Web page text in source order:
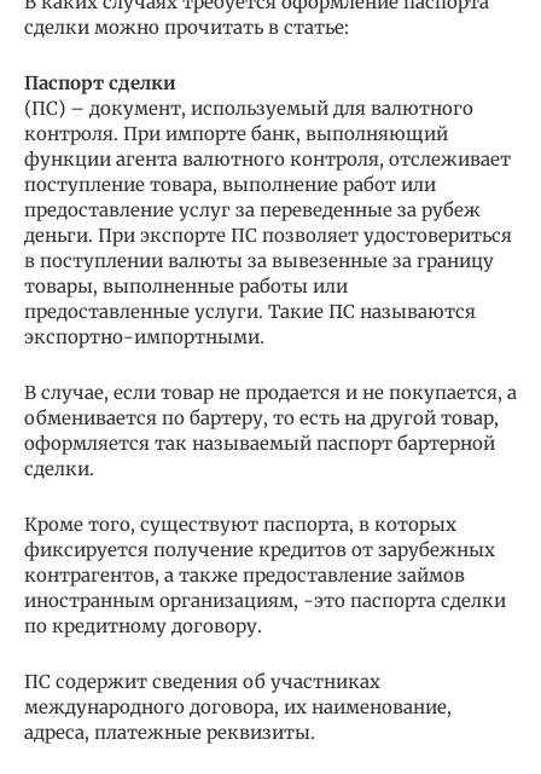
сделки можно прочитать в статье:
Паспорт сделки
(ПС) – документ, используемый для валютного
контроля. При импорте банк, выполняющий
функции агента валютного контроля, отслеживает
поступление товара, выполнение работ или
предоставление услуг за переведенные за рубеж
деньги. При экспорте ПС позволяет удостовериться
в поступлении валюты за вывезенные за границу
товары, выполненные работы или
предоставленные услуги. Такие ПС называются
экспортно-импортными.
В случае, если товар не продается и не покупается, а
обменивается по бартеру, то есть на другой товар,
оформляется так называемый паспорт бартерной
сделки.
Кроме того, существуют паспорта, в которых
фиксируется получение кредитов от зарубежных
контрагентов, а также предоставление займов
иностранным организациям, -это паспорта сделки
по кредитному договору.
ПС содержит сведения об участниках
международного договора, их наименование,
адреса, платежные реквизиты.